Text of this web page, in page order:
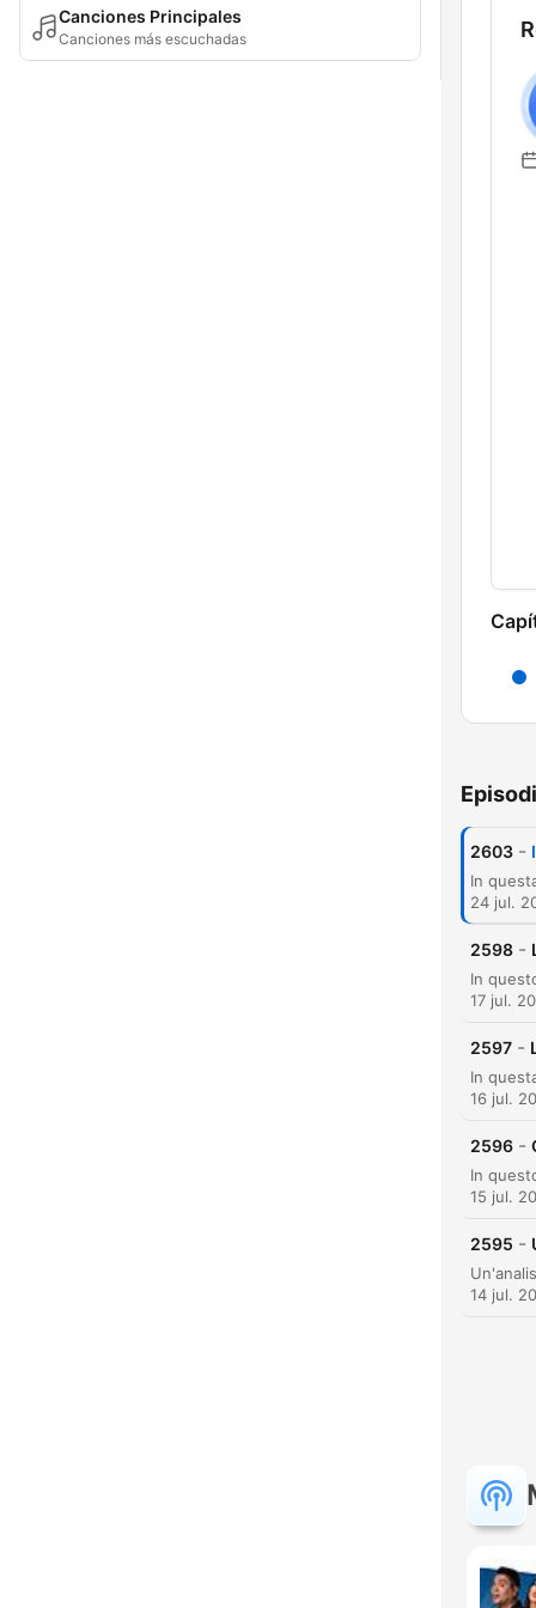
Canciones Principales
Canciones más escuchadas
2603 -
24 jul.
2598 -
17 jul.
2597 -
16 jul.
2596 -
15 jul.
2595 -
14 jul.